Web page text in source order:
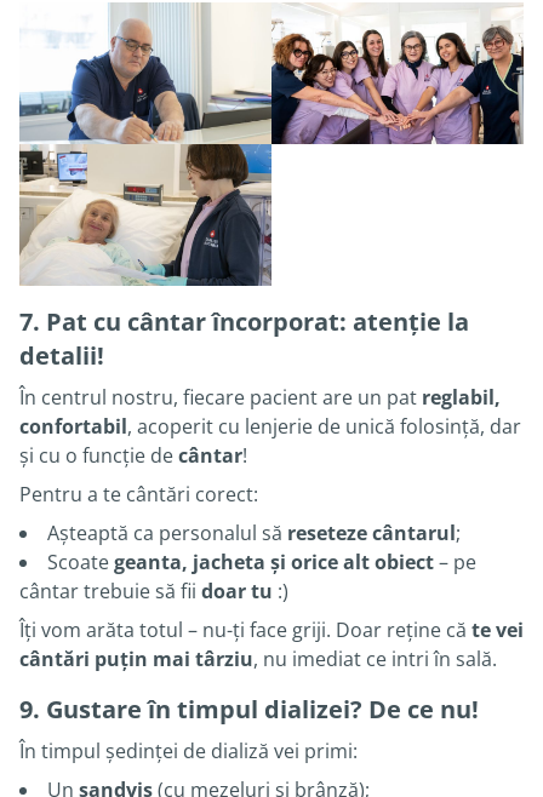
7. Pat cu cântar încorporat: atenție la
detalii!
În centrul nostru, fiecare pacient are un pat reglabil,
confortabil, acoperit cu lenjerie de unică folosință, dar
și cu o funcție decântar!
Pentru a te cântări corect:
Așteaptă ca personalul să reseteze cântarul;
Scoategeanta, jacheta și orice alt obiect– pe
cântar trebuie să fii doar tu :)
Îți vom arăta totul – nu-ți face griji. Doar reține că te vei
cântări puțin mai târziu, nu imediat ce intri în sală.
9. Gustare în timpul dializei? De ce nu!
În timpul ședinței de dializă vei primi:
Un sandviș(cu mezeluri și brânză);